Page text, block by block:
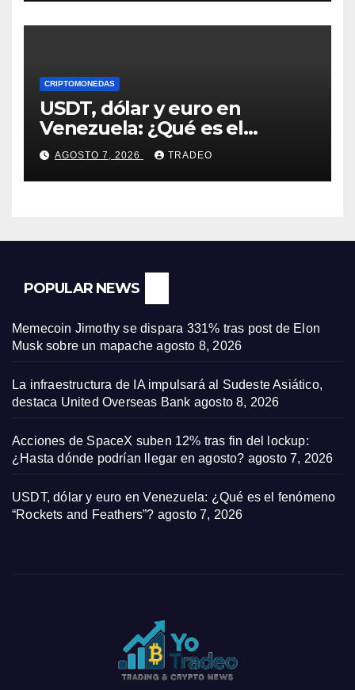
CRIPTOMONEDAS
USDT, dólar y euro en
Venezuela: ¿Qué es el
fenómeno “Rockets and
Feathers”?
AGOSTO 7, 2026 TRADEO
POPULAR NEWS
Memecoin Jimothy se dispara 331% tras post de Elon
Musk sobre un mapache agosto 8, 2026
La infraestructura de IA impulsará al Sudeste Asiático,
destaca United Overseas Bank agosto 8, 2026
Acciones de SpaceX suben 12% tras fin del lockup:
¿Hasta dónde podrían llegar en agosto? agosto 7, 2026
USDT, dólar y euro en Venezuela: ¿Qué es el fenómeno
“Rockets and Feathers”? agosto 7, 2026